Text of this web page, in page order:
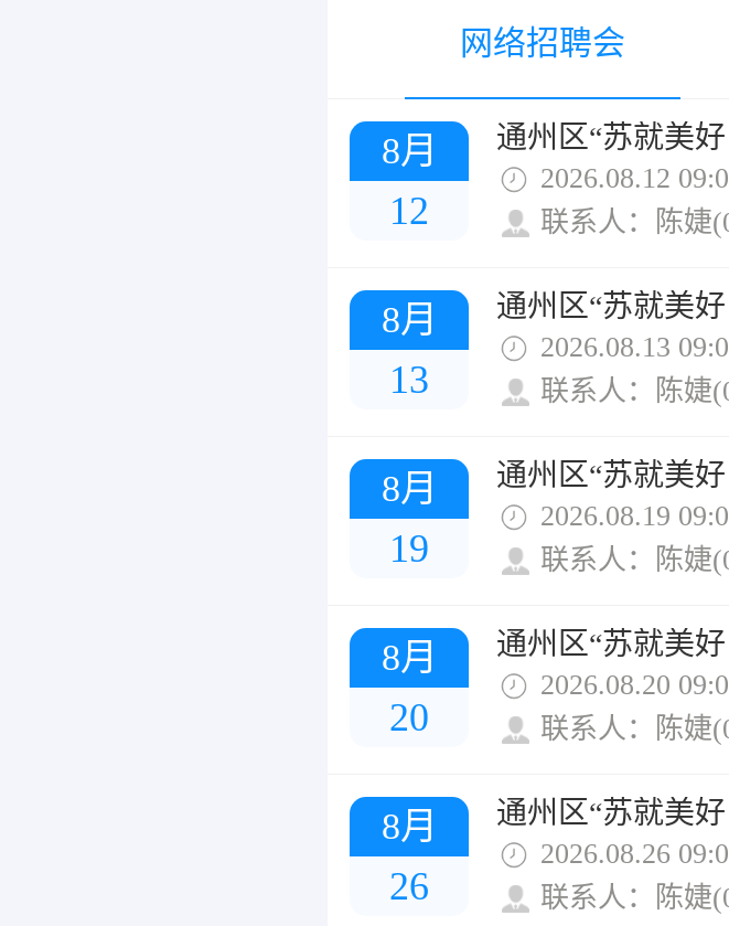
网络招聘会
8月
12
2026.08.12
联系人：陈婕
8月
13
2026.08.13
联系人：陈婕
8月
19
2026.08.19
联系人：陈婕
8月
20
2026.08.20
联系人：陈婕
8月
26
2026.08.26
联系人：陈婕